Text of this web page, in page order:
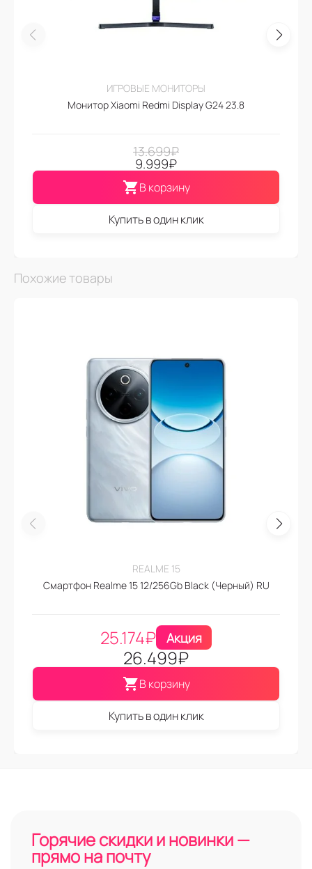
ИГРОВЫЕ МОНИТОРЫ
Монитор Xiaomi Redmi Display G24 23.8
13.699₽
9.999₽
В корзину
Купить в один клик
Похожие товары
REALME 15
Смартфон Realme 15 12/256Gb Black (Черный) RU
25.174₽ Акция
26.499₽
В корзину
Купить в один клик
Горячие скидки и новинки —
прямо на почту